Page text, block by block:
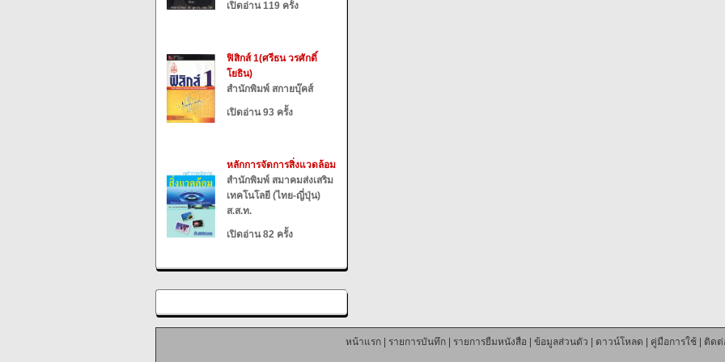
เปิดอ่าน 119 ครั้ง
ฟิสิกส์ 1(ศรีธน วรศักดิ์
โยธิน)
สำนักพิมพ์ สกายบุ๊คส์
เปิดอ่าน 93 ครั้ง
หลักการจัดการสิ่งแวดล้อม
สำนักพิมพ์ สมาคมส่งเสริม
เทคโนโลยี (ไทย-ญี่ปุ่น)
ส.ส.ท.
เปิดอ่าน 82 ครั้ง
หน้าแรก| รายการบันทึก| รายการยืมหนังสือ ข้อมูลส่วนตัว ดาวน์โหลด คู่มือการใช้| ติดต่